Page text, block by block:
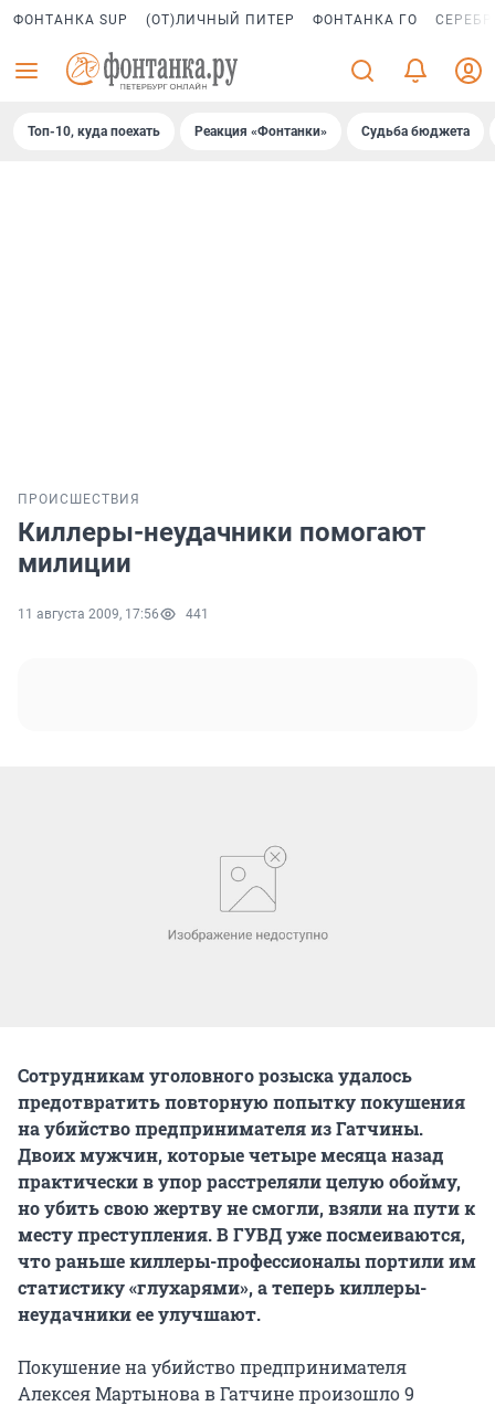
ФОНТАНКА SUP (ОТ)ЛИЧНЫЙ ПИТЕР ФОНТАНКА ГО
Топ-10, куда поехать Реакция «Фонтанки» Судьба бюджета
ПРОИСШЕСТВИЯ
Киллеры-неудачники помогают
милиции
11 августа 2009, 17:56 441
Сотрудникам уголовного розыска удалось
предотвратить повторную попытку покушения
на убийство предпринимателя из Гатчины.
Двоих мужчин, которые четыре месяца назад
практически в упор расстреляли целую обойму,
но убить свою жертву не смогли, взяли на пути к
месту преступления. В ГУВД уже посмеиваются,
что раньше киллеры-профессионалы портили им
статистику «глухарями», а теперь киллеры-
неудачники ее улучшают.
Покушение на убийство предпринимателя
Алексея Мартынова в Гатчине произошло 9